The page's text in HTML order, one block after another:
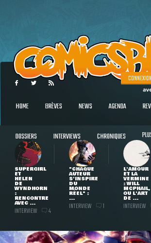
CONNEXION
HOME BRÈVES NEWS AGENDA
DOSSIERS INTERVIEWS CHRONIQUES
SUPERGIRL
ET
HELEN
DE
WYNDHORN
:
RENCONTRE
AVEC ...
INTERVIEW 4
"CHAQUE
AUTEUR
S'INSPIRE
DU
MONDE
RÉEL" :
...
INTERVIEW 1
L'AMOUR
ET LA
VERMINE
: WILL
MCPHAIL,
OU L'ART
DE ...
INTERVIEW